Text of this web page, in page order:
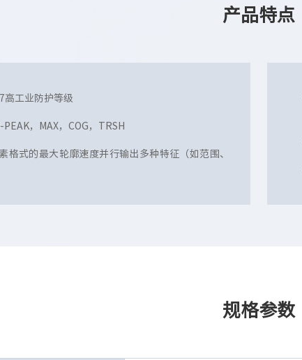
产品特点
高工业防护等级
，MAX，COG，TRSH
式的最大轮廓速度并行输出多种特征（如范围、
规格参数